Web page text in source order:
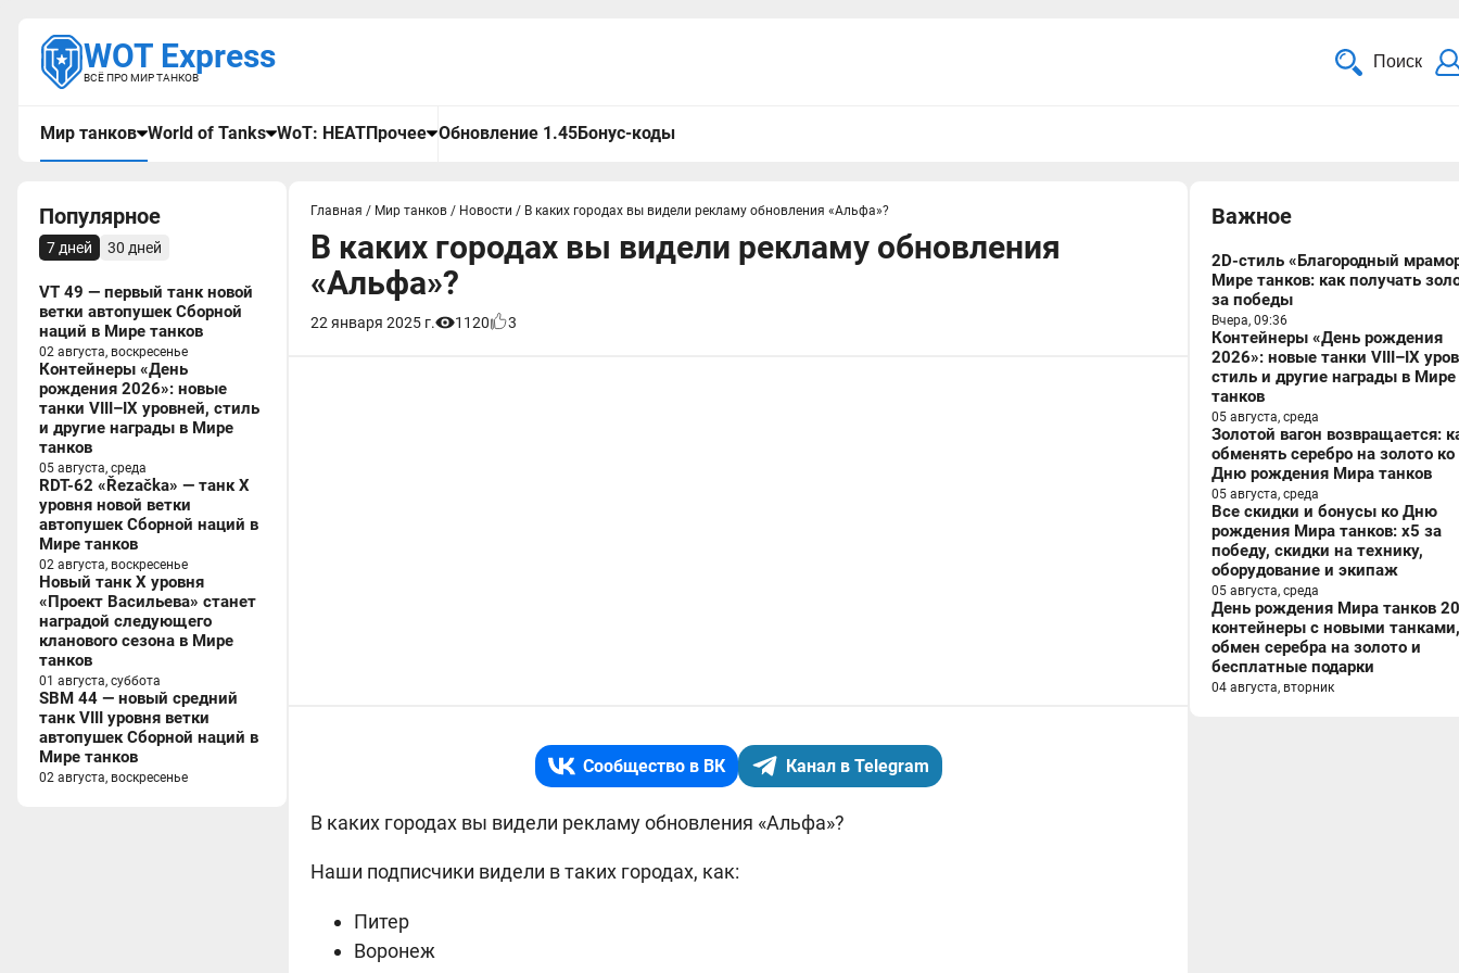
WOT Express
ВСЁ ПРО МИР ТАНКОВ
Поиск
Мир танков World of Tanks WoT: HEATПрочее Обновление 1.45Бонус-коды
Популярное
7 дней 30 дней
VT 49 — первый танк новой
ветки автопушек Сборной
наций в Мире танков
02 августа, воскресенье
Контейнеры «День
рождения 2026»: новые
танки VIII–IX уровней, стиль
и другие награды в Мире
танков
05 августа, среда
RDT-62 «Řezačka» — танк X
уровня новой ветки
автопушек Сборной наций в
Мире танков
02 августа, воскресенье
Новый танк X уровня
«Проект Васильева» станет
наградой следующего
кланового сезона в Мире
танков
01 августа, суббота
SBM 44 — новый средний
танк VIII уровня ветки
автопушек Сборной наций в
Мире танков
02 августа, воскресенье
Главная / Мир танков / Новости / В каких городах вы видели рекламу обновления «Альфа»?
В каких городах вы видели рекламу обновления
«Альфа»?
22 января 2025 г. 1120 3
Сообщество в ВК Канал в Telegram
В каких городах вы видели рекламу обновления «Альфа»?
Наши подписчики видели в таких городах, как:
Питер
Воронеж
Важное
2D-стиль «Благородный
Мире танков: как получать
за победы
Вчера, 09:36
Контейнеры «День рождения
2026»: новые танки VIII–IX
стиль и другие награды в Мире
танков
05 августа, среда
Золотой вагон возвращается:
обменять серебро на золото ко
Дню рождения Мира танков
05 августа, среда
Все скидки и бонусы ко Дню
рождения Мира танков: x5 за
победу, скидки на технику,
оборудование и экипаж
05 августа, среда
День рождения Мира танков
контейнеры с новыми танками,
обмен серебра на золото и
бесплатные подарки
04 августа, вторник